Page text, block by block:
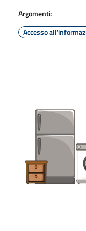
Argomenti:
Accesso